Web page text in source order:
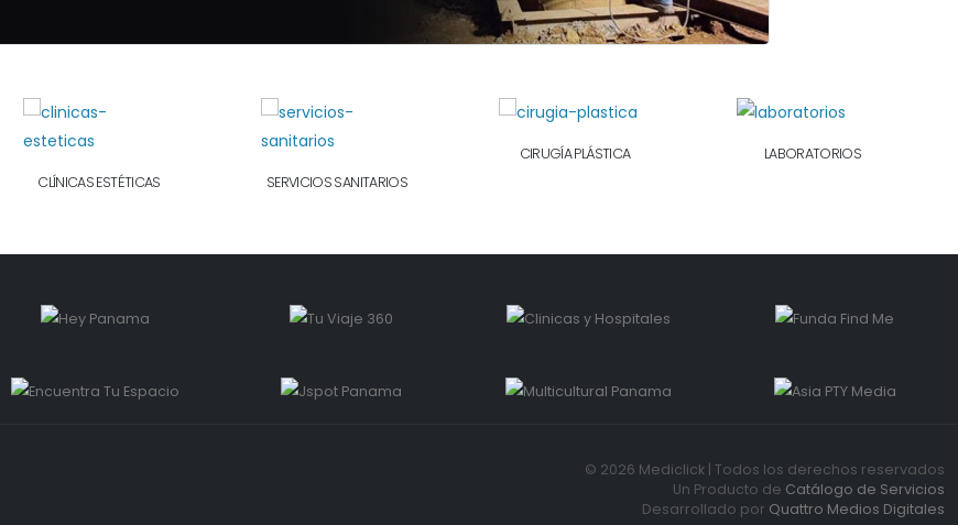
CLÍNICAS ESTÉTICAS SERVICIOS SANITARIOS
CIRUGÍA PLÁSTICA
LABORATORIOS
© 2026 Mediclick | Todos los derechos reservados
Un Producto de Catálogo de Servicios
Desarrollado por Quattro Medios Digitales